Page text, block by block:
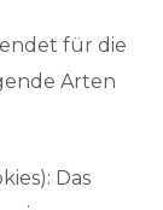
für die
Arten
Das